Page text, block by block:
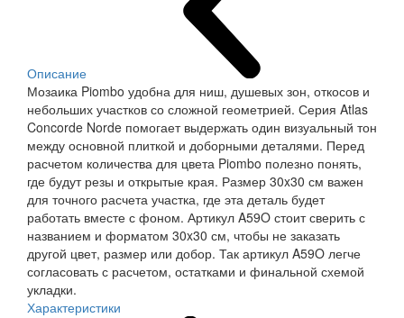
Описание
Мозаика Piombo удобна для ниш, душевых зон, откосов и
небольших участков со сложной геометрией. Серия Atlas
Concorde Norde помогает выдержать один визуальный тон
между основной плиткой и доборными деталями. Перед
расчетом количества для цвета Piombo полезно понять,
где будут резы и открытые края. Размер 30x30 см важен
для точного расчета участка, где эта деталь будет
работать вместе с фоном. Артикул A59O стоит сверить с
названием и форматом 30x30 см, чтобы не заказать
другой цвет, размер или добор. Так артикул A59O легче
согласовать с расчетом, остатками и финальной схемой
укладки.
Характеристики